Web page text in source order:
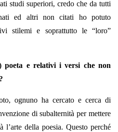
studi superiori, credo che da tutti
ed altri non citati ho potuto
stilemi e soprattutto le “loro”
poeta e relativi i versi che non
ognuno ha cercato e cerca di
di subalternità per mettere
l’arte della poesia. Questo perché